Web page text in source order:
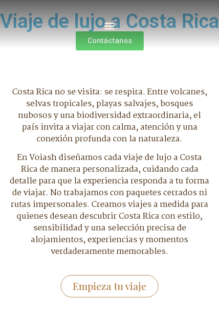
Viaje de lujo a Costa Rica
Contáctanos
Costa Rica no se visita: se respira. Entre volcanes,
selvas tropicales, playas salvajes, bosques
nubosos y una biodiversidad extraordinaria, el
país invita a viajar con calma, atención y una
conexión profunda con la naturaleza.
En Voiash diseñamos cada viaje de lujo a Costa
Rica de manera personalizada, cuidando cada
detalle para que la experiencia responda a tu forma
de viajar. No trabajamos con paquetes cerrados ni
rutas impersonales. Creamos viajes a medida para
quienes desean descubrir Costa Rica con estilo,
sensibilidad y una selección precisa de
alojamientos, experiencias y momentos
verdaderamente memorables.
Empieza tu viaje